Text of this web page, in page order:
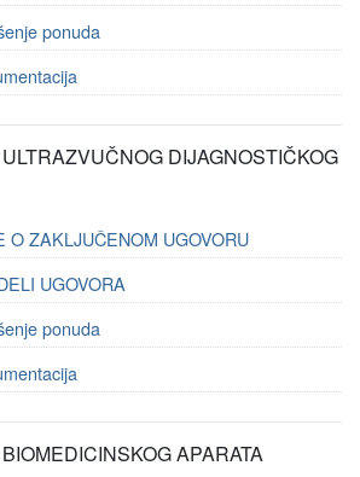
ponuda
DIJAGNOSTIČKOG
O ZAKLJUČENOM UGOVORU
UGOVORA
ponuda
APARATA